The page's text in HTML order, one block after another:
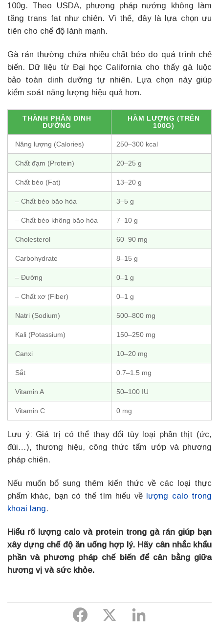
100g. Theo USDA, phương pháp nướng không làm
tăng trans fat như chiên. Vì thế, đây là lựa chọn ưu
tiên cho chế độ lành mạnh.
Gà rán thường chứa nhiều chất béo do quá trình chế
biến. Dữ liệu từ Đại học California cho thấy gà luộc
bảo toàn dinh dưỡng tự nhiên. Lựa chọn này giúp
kiểm soát năng lượng hiệu quả hơn.
THÀNH PHẦN DINH
DƯỠNG
HÀM LƯỢNG (TRÊN
100G)
Năng lượng (Calories) 250–300 kcal
Chất đạm (Protein) 20–25 g
Chất béo (Fat) 13–20 g
– Chất béo bão hòa 3–5 g
– Chất béo không bão hòa 7–10 g
Cholesterol 60–90 mg
Carbohydrate 8–15 g
– Đường 0–1 g
– Chất xơ (Fiber) 0–1 g
Natri (Sodium) 500–800 mg
Kali (Potassium) 150–250 mg
Canxi 10–20 mg
Sắt 0.7–1.5 mg
Vitamin A 50–100 IU
Vitamin C 0 mg
Lưu ý: Giá trị có thể thay đổi tùy loại phần thịt (ức,
đùi…), thương hiệu, công thức tẩm ướp và phương
pháp chiên.
Nếu muốn bổ sung thêm kiến thức về các loại thực
phẩm khác, bạn có thể tìm hiểu về
lượng calo trong
khoai lang.
Hiểu rõ lượng calo và protein trong gà rán giúp bạn
xây dựng chế độ ăn uống hợp lý. Hãy cân nhắc khẩu
phần và phương pháp chế biến để cân bằng giữa
hương vị và sức khỏe.
Share
Share
Share